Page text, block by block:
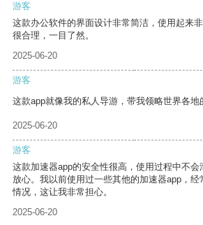
游客
这款办公软件的界面设计非常简洁，使用起来
很合理，一目了然。
2025-06-20
游客
这款app就像我的私人导游，带我领略世界各地
2025-06-20
游客
这款加速器app的安全性很高，使用过程中不
放心。我以前使用过一些其他的加速器app，
情况，这让我非常担心。
2025-06-20